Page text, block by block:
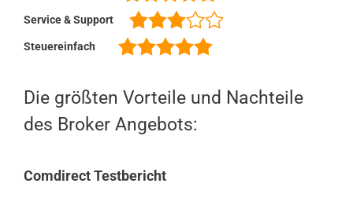
Service & Support
Steuereinfach
Die größten Vorteile und Nachteile
des Broker Angebots:
Comdirect Testbericht